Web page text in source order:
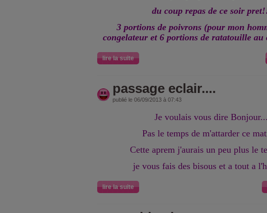
du coup repas de ce soir
3 portions de poivrons (pour mon
congelateur et 6 portions de ratatouille
lire la suite
passage eclair....
publié le 06/09/2013 à 07:43
Je voulais vous dire
Pas le temps de m'attarder ce
Cette aprem j'aurais un peu plus le
je vous fais des bisous et a tout a
lire la suite